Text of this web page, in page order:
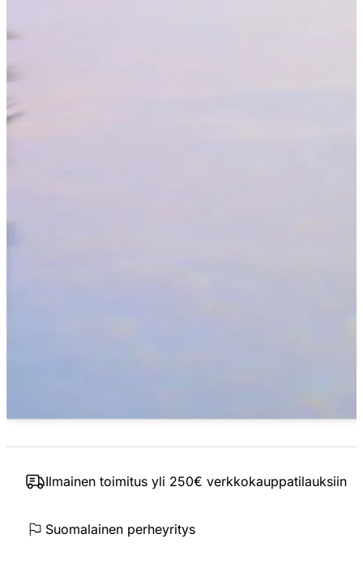
Ilmainen toimitus yli 250€ verkkokauppatilauksiin
Suomalainen perheyritys